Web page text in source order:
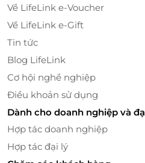
Bữa ăn thuần chay
nhẹ nhàng từ thiên
Quý khách có thể thưởng
chay trọn vị:
Về LifeLink e-Voucher
Về LifeLink e-Gift
Tin tức
Blog LifeLink
Cơ hội nghề nghiệp
Điều khoản sử dụng
Dành cho doanh nghiệp và
Hợp tác doanh nghiệp
Hợp tác đại lý